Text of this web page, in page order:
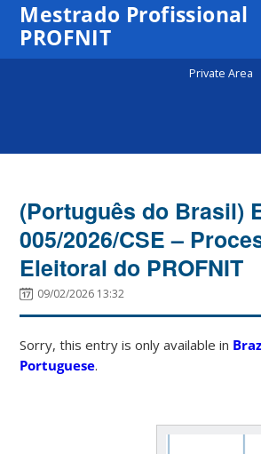
Mestrado Profissional
PROFNIT
Private Area
(Português do Brasil)
005/2026/CSE –
Eleitoral do PROFNIT
09/02/2026 13:32
Sorry, this entry is only available in
Portuguese.